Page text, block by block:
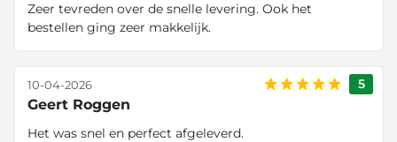
Zeer tevreden over de snelle levering. Ook het
bestellen ging zeer makkelijk.
5
Geert Roggen
10-04-2026
Het was snel en perfect afgeleverd.